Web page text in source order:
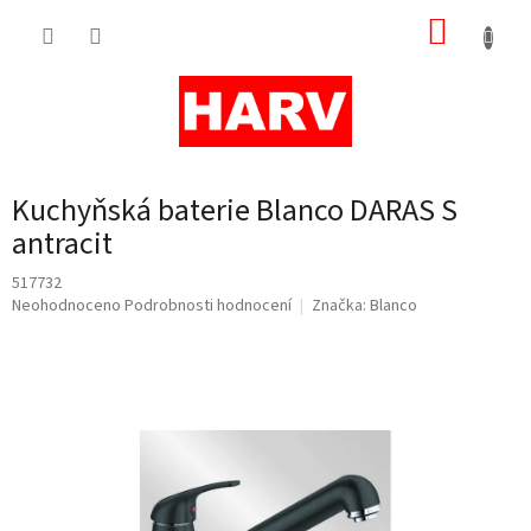
Kuchyňská baterie Blanco DARAS S
antracit
517732
Průměrné
Neohodnoceno Podrobnosti hodnocení Značka: Blanco